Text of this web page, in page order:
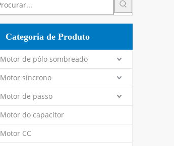
Categoria de Produto
Motor de pólo sombreado
Motor síncrono
Motor de passo
Motor do capacitor
Motor CC